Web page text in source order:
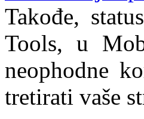
Takođe,
Tools, u
neophodne
tretirati vaše